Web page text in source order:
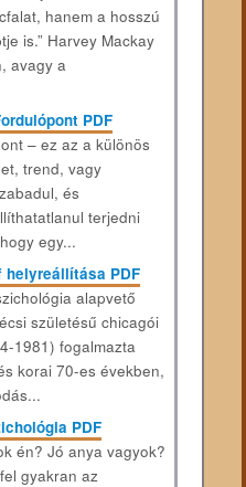
hanem a hosszú
is.” Harvey Mackay
avagy a
PDF
– ez az a különös
trend, vagy
és
terjedni
egy...
helyreállítása PDF
alapvető
születésű chicagói
1981) fogalmazta
korai 70-es években,
PDF
én? Jó anya vagyok?
gyakran az